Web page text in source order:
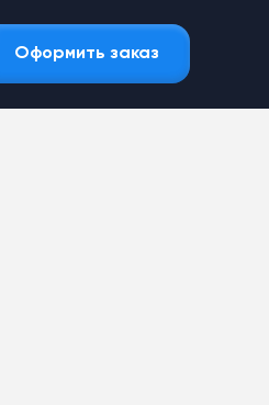
Оформить заказ